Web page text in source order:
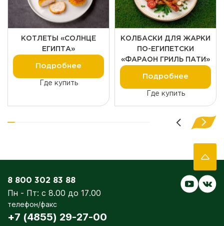
КОТЛЕТЫ «СОЛНЦЕ
ЕГИПТА»
Подробнее
Где купить
КОЛБАСКИ ДЛЯ ЖАРКИ
ПО-ЕГИПЕТСКИ
«ФАРАОН ГРИЛЬ ПАТИ»
Подробнее
Где купить
8 800 302 83 88
Пн - Пт: с 8.00 до 17.00
телефон/факс
+7 (4855) 29-27-00